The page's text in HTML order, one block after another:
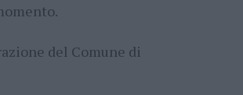
del Comune di